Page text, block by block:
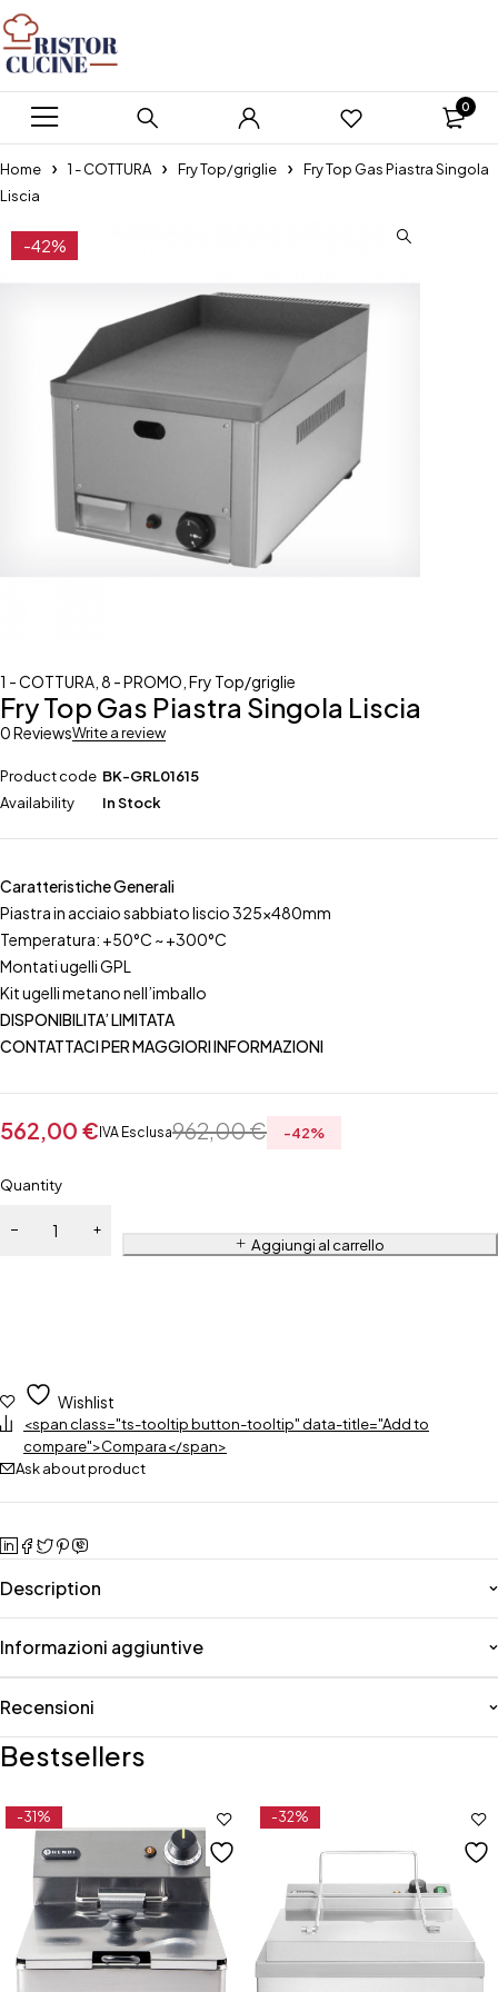
0
Home 1 - COTTURA Fry Top/griglie
Fry Top Gas Piastra Singola
Liscia
-42%
1 - COTTURA 8 - PROMO Fry Top/griglie
Fry Top Gas Piastra Singola Liscia
0 ReviewsWrite a review
Product code BK-GRL01615
Availability
In Stock
Caratteristiche Generali
Piastra in acciaio sabbiato liscio 325x480mm
Temperatura: +50°C ~ +300°C
Montati ugelli GPL
Kit ugelli metano nell’imballo
DISPONIBILITA’ LIMITATA
CONTATTACI PER MAGGIORI INFORMAZIONI
962,00€
562,00 € IVA Esclusa -42%
Quantity
Aggiungi al carrello
Wishlist
<span class="ts-tooltip button-tooltip" data-title="Add to
compare">Compara</span>
Ask about product
Description
Informazioni aggiuntive
Recensioni
Bestsellers
-31% -32%